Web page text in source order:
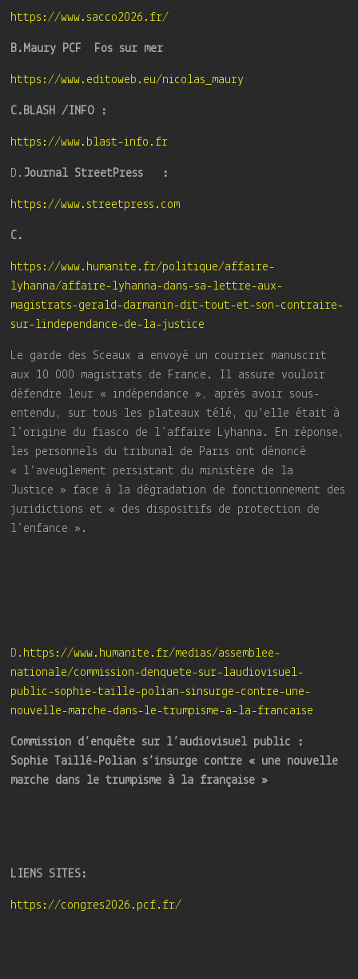
https://www.sacco2026.fr/
B.Maury PCF Fos sur mer
https://www.editoweb.eu/nicolas_maury
C.BLASH /INFO :
https://www.blast-info.fr
D. Journal StreetPress :
https://www.streetpress.com
C.
https://www.humanite.fr/politique/affaire-
lyhanna/affaire-lyhanna-dans-sa-lettre-aux-
magistrats-gerald-darmanin-dit-tout-et-son-contraire-
sur-lindependance-de-la-justice
Le garde des Sceaux a envoyé un courrier manuscrit
aux 10 000 magistrats de France. Il assure vouloir
défendre leur « indépendance », après avoir sous-
entendu, sur tous les plateaux télé, qu’elle était à
l’origine du fiasco de l’affaire Lyhanna. En réponse,
les personnels du tribunal de Paris ont dénoncé
« l’aveuglement persistant du ministère de la
Justice » face à la dégradation de fonctionnement des
juridictions et « des dispositifs de protection de
l’enfance ».
D. https://www.humanite.fr/medias/assemblee-
nationale/commission-denquete-sur-laudiovisuel-
public-sophie-taille-polian-sinsurge-contre-une-
nouvelle-marche-dans-le-trumpisme-a-la-francaise
Commission d’enquête sur l’audiovisuel public :
Sophie Taillé-Polian s’insurge contre « une nouvelle
marche dans le trumpisme à la française »
LIENS SITES:
https://congres2026.pcf.fr/